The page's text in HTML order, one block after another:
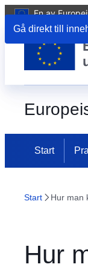
Gå direkt till
En av
Start
Start Hur man
Hur